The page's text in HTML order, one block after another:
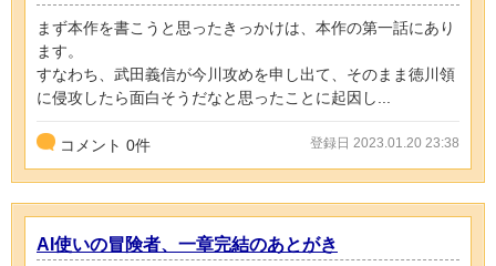
まず本作を書こうと思ったきっかけは、本作の第一話にあり
ます。
すなわち、武田義信が今川攻めを申し出て、そのまま徳川領
に侵攻したら面白そうだなと思ったことに起因し...
コメント 0件 登録日 2023.01.20 23:38
AI使いの冒険者、一章完結のあとがき